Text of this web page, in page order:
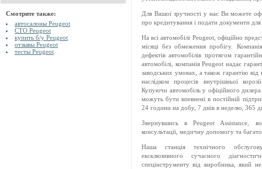
Смотрите также:
автосалоны Peugeot
СТО Peugeot
купить б/у Peugeot
отзывы Peugeot
тесты Peugeot
Для Вашої зручності у нас Ви можете
про кредитування і подати документи для
На всі автомобілі Peugeot, офіційно
місяці без обмеження пробігу.
дефектів автомобілів протягом
автомобілі, компанія Peugeot надає
заводських умовах, а також гарантію від
наслідком процесів внутрішньої
Купуючи автомобіль у офіційного
можуть бути впевнені в постійній
24 години на добу, 7 днів в неделю, 365
Звернувшись в Peugeot Assistance,
консультації, медичну допомогу та
Наша станція технічного
ексклюзивного сучасного
спецінструменту від виробника, який